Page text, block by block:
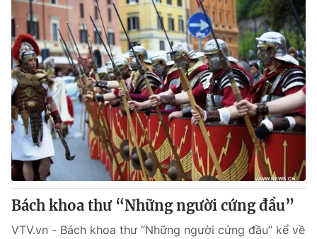
Bách khoa thư “Những người cứng đầu”
VTV.vn - Bách khoa thư “Những người cứng đầu” kể về